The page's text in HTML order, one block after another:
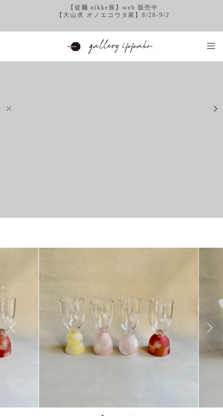
【徒爾 nikke展】web 販売中
【大山求 オノエコウタ展】8/28-9/2